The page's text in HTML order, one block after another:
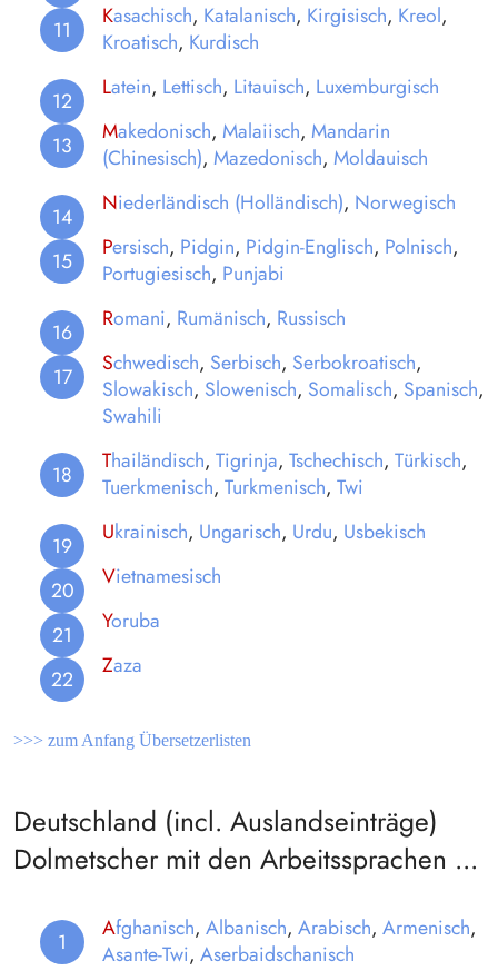
Kasachisch, Katalanisch, Kirgisisch, Kreol,
Kroatisch, Kurdisch
Latein, Lettisch, Litauisch, Luxemburgisch
Makedonisch, Malaiisch, Mandarin
(Chinesisch), Mazedonisch, Moldauisch
Niederländisch (Holländisch), Norwegisch
Persisch, Pidgin, Pidgin-Englisch, Polnisch,
Portugiesisch, Punjabi
Romani, Rumänisch, Russisch
Schwedisch, Serbisch, Serbokroatisch,
Slowakisch, Slowenisch, Somalisch, Spanisch,
Swahili
Thailändisch, Tigrinja, Tschechisch, Türkisch,
Tuerkmenisch, Turkmenisch, Twi
Ukrainisch, Ungarisch, Urdu, Usbekisch
Vietnamesisch
Yoruba
Zaza
>>> zum Anfang Übersetzerlisten
Deutschland (incl. Auslandseinträge)
Dolmetscher mit den Arbeitssprachen ...
Afghanisch, Albanisch, Arabisch, Armenisch,
Asante-Twi, Aserbaidschanisch